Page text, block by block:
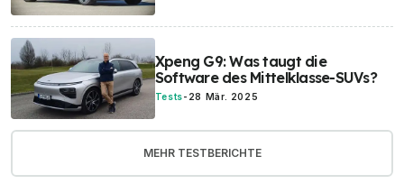
Xpeng G9: Was taugt die
Software des Mittelklasse-SUVs?
Tests- 28 Mär. 2025
MEHR TESTBERICHTE